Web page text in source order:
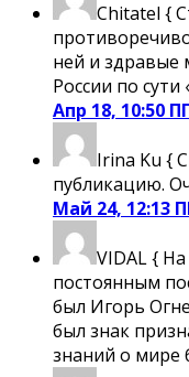
Chitatel {
ней и здравые
России по сути
Апр 18, 10:50
Irina Ku {
публикацию.
Май 24, 12:13
VIDAL{
постоянным
был Игорь
был знак
знаний о мире